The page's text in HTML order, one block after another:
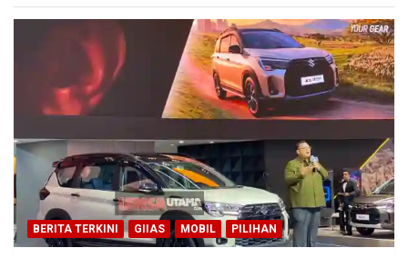
BERITA TERKINI GIIAS MOBIL PILIHAN